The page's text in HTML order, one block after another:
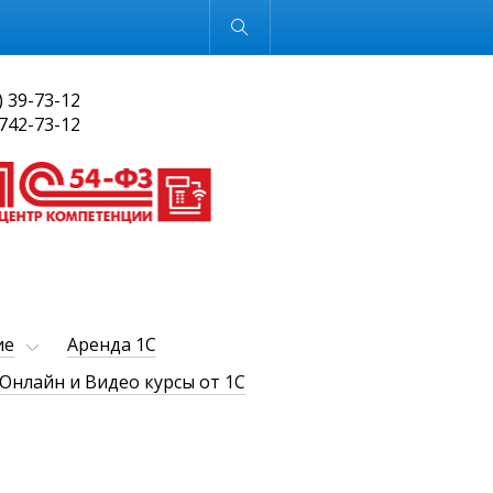
Обычная версия
39-73-12
73-12
Аренда 1С
Онлайн и Видео курсы от 1С